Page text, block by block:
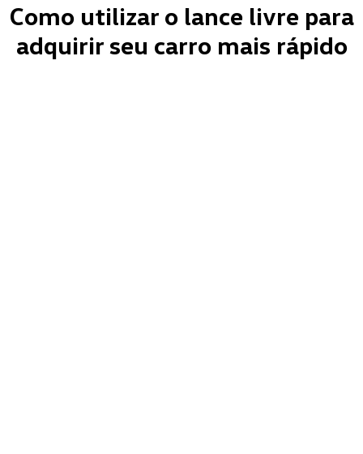
Como utilizar o lance livre para
adquirir seu carro mais rápido